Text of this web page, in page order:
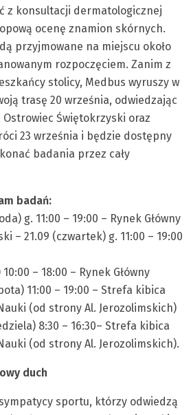
z konsultacji dermatologicznej
ocenę znamion skórnych.
przyjmowane na miejscu około
rozpoczęciem. Zanim z
stolicy, Medbus wyruszy w
trasę 20 września, odwiedzając
Ostrowiec Świętokrzyski oraz
23 września i będzie dostępny
badania przez cały
badań:
g. 11:00 – 19:00 – Rynek Główny
– 21.09 (czwartek) g. 11:00 – 19:00
– 18:00 – Rynek Główny
11:00 – 19:00 – Strefa kibica
(od strony Al. Jerozolimskich)
8:30 – 16:30– Strefa kibica
(od strony Al. Jerozolimskich).
duch
sportu, którzy odwiedzą